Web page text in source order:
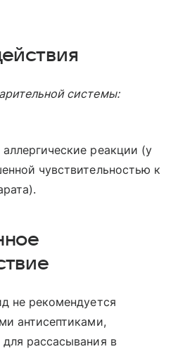
системы:
реакции (у
чувствительностью к
не рекомендуется
антисептиками,
рассасывания в